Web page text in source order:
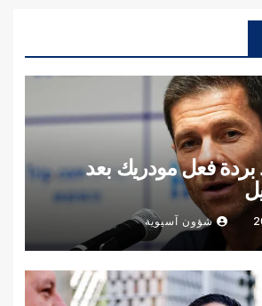
بردة فعل مودريك بعد
شؤون آسيوية